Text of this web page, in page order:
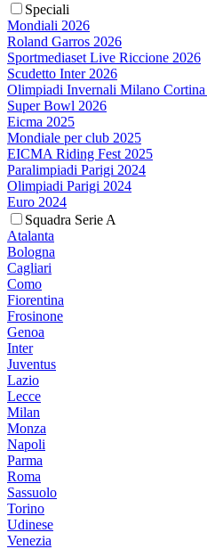
Speciali
Mondiali 2026
Roland Garros 2026
Sportmediaset Live Riccione 2026
Scudetto Inter 2026
Olimpiadi Invernali Milano
Super Bowl 2026
Eicma 2025
Mondiale per club 2025
EICMA Riding Fest 2025
Paralimpiadi Parigi 2024
Olimpiadi Parigi 2024
Euro 2024
Squadra Serie A
Atalanta
Bologna
Cagliari
Como
Fiorentina
Frosinone
Genoa
Inter
Juventus
Lazio
Lecce
Milan
Monza
Napoli
Parma
Roma
Sassuolo
Torino
Udinese
Venezia